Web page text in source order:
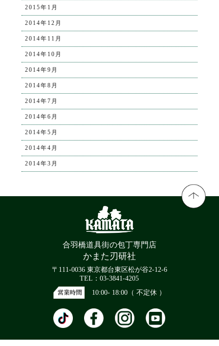
2015年1月
2014年12月
2014年11月
2014年10月
2014年9月
2014年8月
2014年7月
2014年6月
2014年5月
2014年4月
2014年3月
合羽橋道具街の包丁専門店
かまた刃研社
〒111-0036 東京都台東区松が谷2-12-6
TEL：03-3841-4205
10:00- 18:00（ 不定休 ）